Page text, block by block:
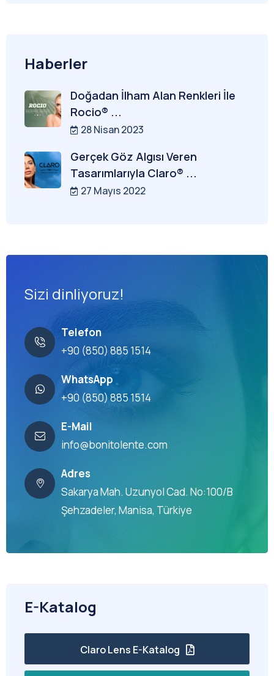
Haberler
Doğadan İlham Alan Renkleri İle
Rocio® ...
28 Nisan 2023
Gerçek Göz Algısı Veren
Tasarımlarıyla Claro® ...
27 Mayıs 2022
Sizi dinliyoruz!
Telefon
+90 (850) 885 1514
WhatsApp
+90 (850) 885 1514
E-Mail
info@bonitolente.com
Adres
Sakarya Mah. Uzunyol Cad. No:100/B
Şehzadeler, Manisa, Türkiye
E-Katalog
Claro Lens E-Katalog